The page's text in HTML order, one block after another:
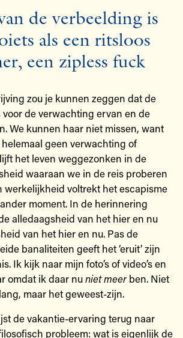
de verbeelding is
als een ritsloos
een zipless fuck
zou je kunnen zeggen dat de
voor de verwachting ervan en de
We kunnen haar niet missen, want
geen verwachting of
het leven weggezonken in de
waaraan we in de reis proberen
werkelijkheid voltrekt het escapisme
moment. In de herinnering
alledaagsheid van het hier en nu
van het hier en nu. Pas de
banaliteiten geeft het ‘eruit’ zijn
Ik kijk naar mijn foto’s of video’s en
omdat ik daar nuniet meerben. Niet
maar het geweest-zijn.
de vakantie-ervaring terug naar
probleem: wat is eigenlijk de